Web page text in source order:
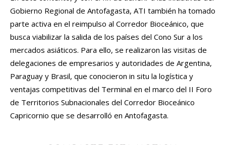
Gobierno Regional de Antofagasta, ATI también ha tomado
parte activa en el reimpulso al Corredor Bioceánico, que
busca viabilizar la salida de los países del Cono Sur a los
mercados asiáticos. Para ello, se realizaron las visitas de
delegaciones de empresarios y autoridades de Argentina,
Paraguay y Brasil, que conocieron in situ la logística y
ventajas competitivas del Terminal en el marco del II Foro
de Territorios Subnacionales del Corredor Bioceánico
Capricornio que se desarrolló en Antofagasta.